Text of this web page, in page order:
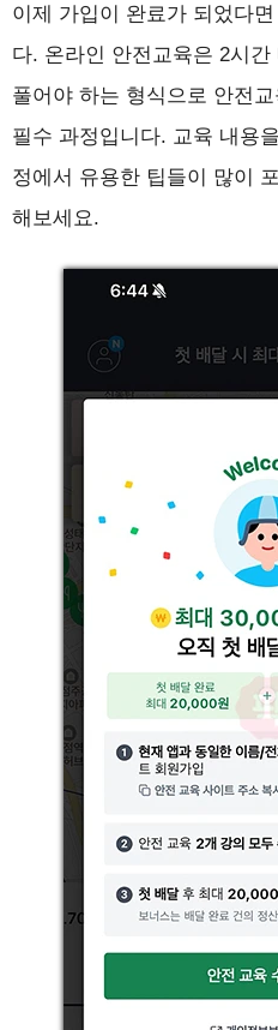
이제 가입이 완료가 되었다
다. 온라인 안전교육은 2시
풀어야 하는 형식으로 안전
필수 과정입니다. 교육 내용
정에서 유용한 팁들이 많이
해보세요.